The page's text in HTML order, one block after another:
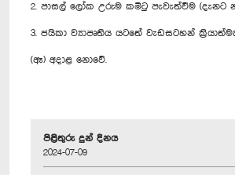
2. පාසල් ලෝක උරුම කමිටු පැවැත්වීම (දැනට
3. ජයිකා ව්‍යාපෘතිය යටතේ වැඩසටහන්
(ඈ) අදාළ නොවේ.
පිළිතුරු දුන් දිනය
2024-07-09